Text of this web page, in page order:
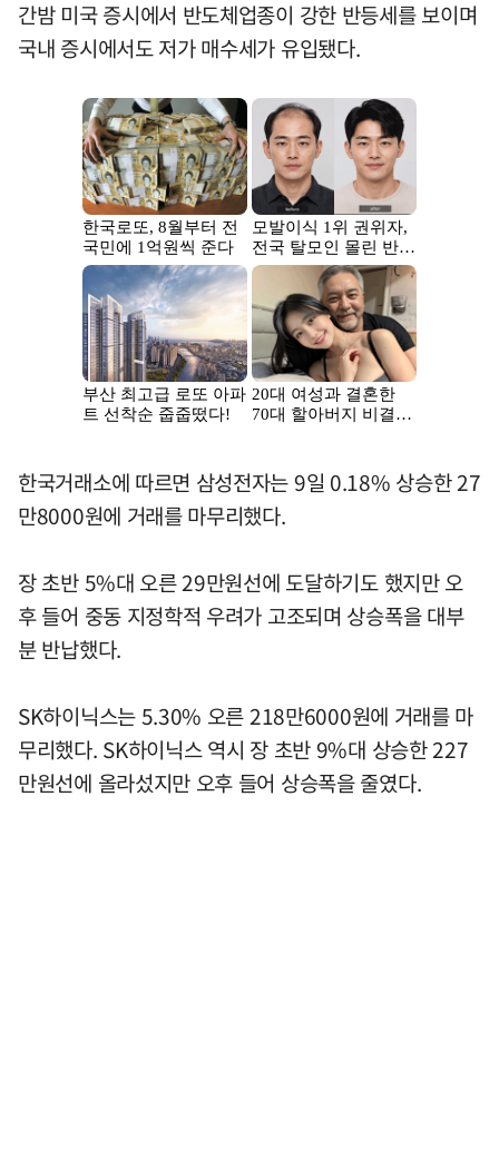
간밤 미국 증시에서 반도체업종이 강한 반등세를 보이며
국내 증시에서도 저가 매수세가 유입됐다.
한국거래소에 따르면 삼성전자는 9일 0.18% 상승한 27
만8000원에 거래를 마무리했다.
장 초반 5%대 오른 29만원선에 도달하기도 했지만 오
후 들어 중동 지정학적 우려가 고조되며 상승폭을 대부
분 반납했다.
SK하이닉스는 5.30% 오른 218만6000원에 거래를 마
무리했다. SK하이닉스 역시 장 초반 9%대 상승한 227
만원선에 올라섰지만 오후 들어 상승폭을 줄였다.